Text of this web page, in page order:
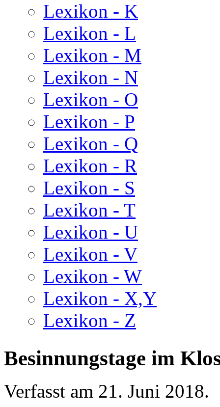
Lexikon - K
Lexikon - L
Lexikon - M
Lexikon - N
Lexikon - O
Lexikon - P
Lexikon - Q
Lexikon - R
Lexikon - S
Lexikon - T
Lexikon - U
Lexikon - V
Lexikon - W
Lexikon - X,Y
Lexikon - Z
Besinnungstage im
Verfasst am 21. Juni 2018.